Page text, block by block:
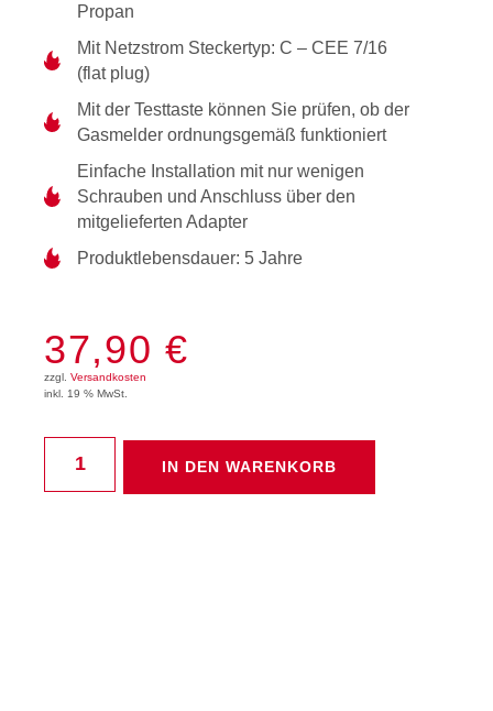
Propan
Mit Netzstrom Steckertyp: C – CEE 7/16
(flat plug)
Mit der Testtaste können Sie prüfen, ob der
Gasmelder ordnungsgemäß funktioniert
Einfache Installation mit nur wenigen
Schrauben und Anschluss über den
mitgelieferten Adapter
Produktlebensdauer: 5 Jahre
37,90€
zzgl. Versandkosten
inkl. 19 % MwSt.
IN DEN WARENKORB